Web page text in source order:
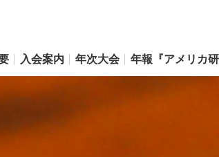
入会案内 年次大会 年報『アメリカ研